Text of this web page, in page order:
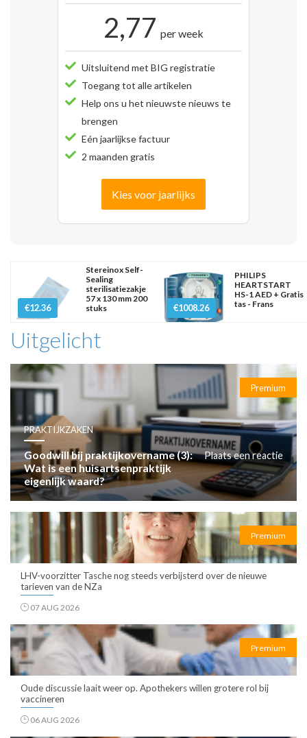
2,77 per week
Uitsluitend met BIG registratie
Toegang tot alle artikelen
Help ons u het nieuwste nieuws te
brengen
Eén jaarlijkse factuur
2 maanden gratis
Kies voor jaarlijks
€12.36
Stereinox Self-
Sealing
sterilisatiezakje
57 x 130 mm 200
stuks
€1008.26
PHILIPS
HEARTSTART
HS-1 AED + Gratis
tas - Frans
Uitgelicht
Premium
PRAKTIJKZAKEN
Goodwill bij praktijkovername (3):
Wat is een huisartsenpraktijk
eigenlijk waard?
Plaats een reactie
Premium
LHV-voorzitter Tasche nog steeds verbijsterd over de nieuwe
tarieven van de NZa
07 AUG 2026
Premium
Oude discussie laait weer op. Apothekers willen grotere rol bij
vaccineren
06 AUG 2026